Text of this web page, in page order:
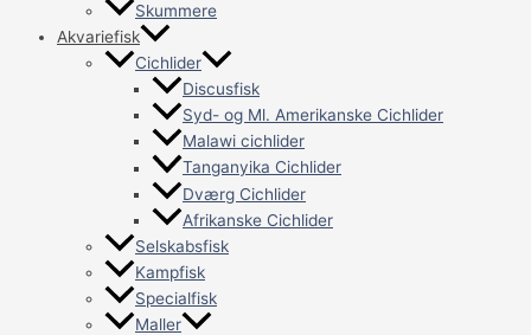
Skummere
Akvariefisk
Cichlider
Discusfisk
Syd- og Ml. Amerikanske Cichlider
Malawi cichlider
Tanganyika Cichlider
Dværg Cichlider
Afrikanske Cichlider
Selskabsfisk
Kampfisk
Specialfisk
Maller